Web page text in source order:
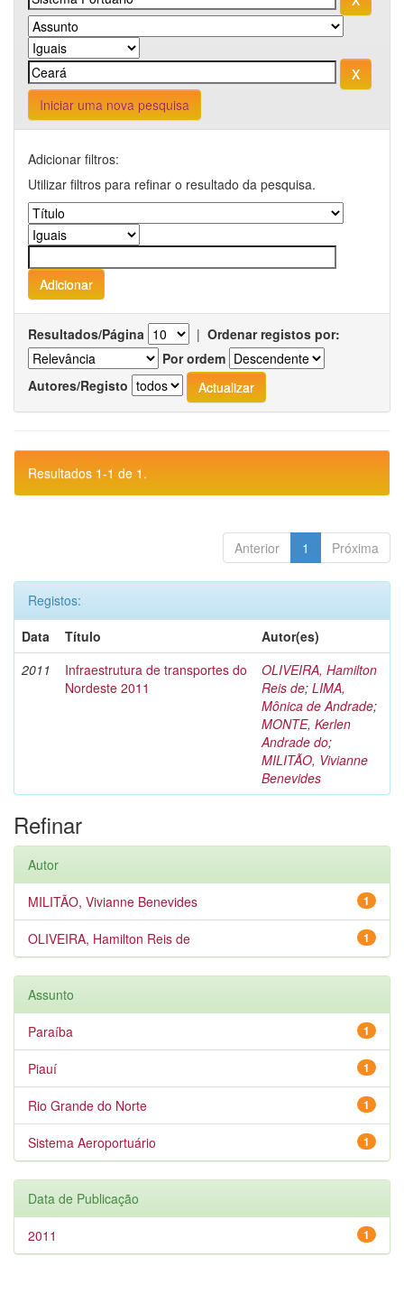
Iniciar uma nova pesquisa
Adicionar filtros:
Utilizar filtros para refinar o resultado da pesquisa.
Resultados/Página | Ordenar registos por:
Por ordem
Autores/Registo
Resultados 1-1 de 1.
Anterior 1 Próxima
Registos:
Data
Título
Autor(es)
2011
Infraestrutura de transportes do
Nordeste 2011
OLIVEIRA, Hamilton
Reis de; LIMA,
Mônica de Andrade;
MONTE, Kerlen
Andrade do;
MILITÃO, Vivianne
Benevides
Refinar
Autor
1
MILITÃO, Vivianne Benevides
1
OLIVEIRA, Hamilton Reis de
Assunto
1
Paraíba
1
Piauí
1
Rio Grande do Norte
1
Sistema Aeroportuário
Data de Publicação
1
2011